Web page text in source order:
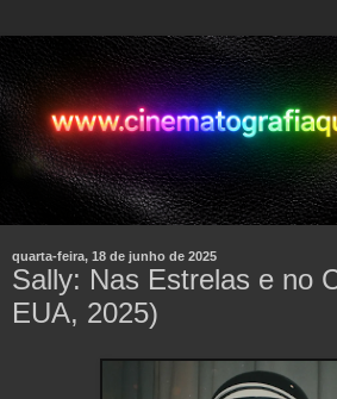
quarta-feira, 18 de junho de 2025
Sally: Nas Estrelas e no
EUA, 2025)